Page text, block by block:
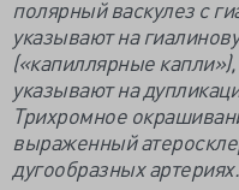
полярный васкулез с
указывают на
(«капиллярные
указывают на
Трихромное
выраженный
дугообразных